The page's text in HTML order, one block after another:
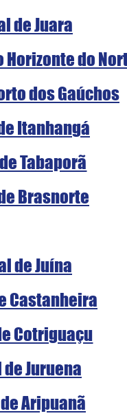
de Juara
Horizonte do
dos Gaúchos
Itanhangá
Tabaporã
Brasnorte
de Juína
Castanheira
Cotriguaçu
Juruena
Aripuanã